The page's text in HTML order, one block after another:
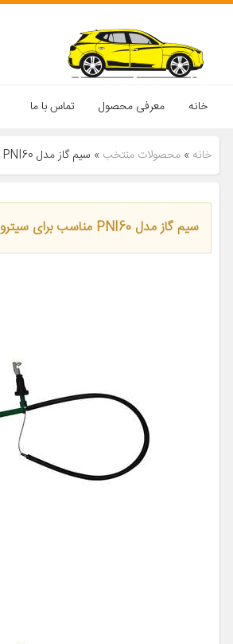
خانه معرفی محصول تماس با ما
خانه » محصولات منتخب » سیم گاز مدل PNI60 مناسب برای سیتروئن زانتیا
سیم گاز مدل PNI60 مناسب برای سیتروئن زانتیا